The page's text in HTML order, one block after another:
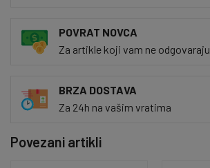
POVRAT NOVCA
Za artikle koji vam ne odgovaraju
BRZA DOSTAVA
Za 24h na vašim vratima
Povezani artikli